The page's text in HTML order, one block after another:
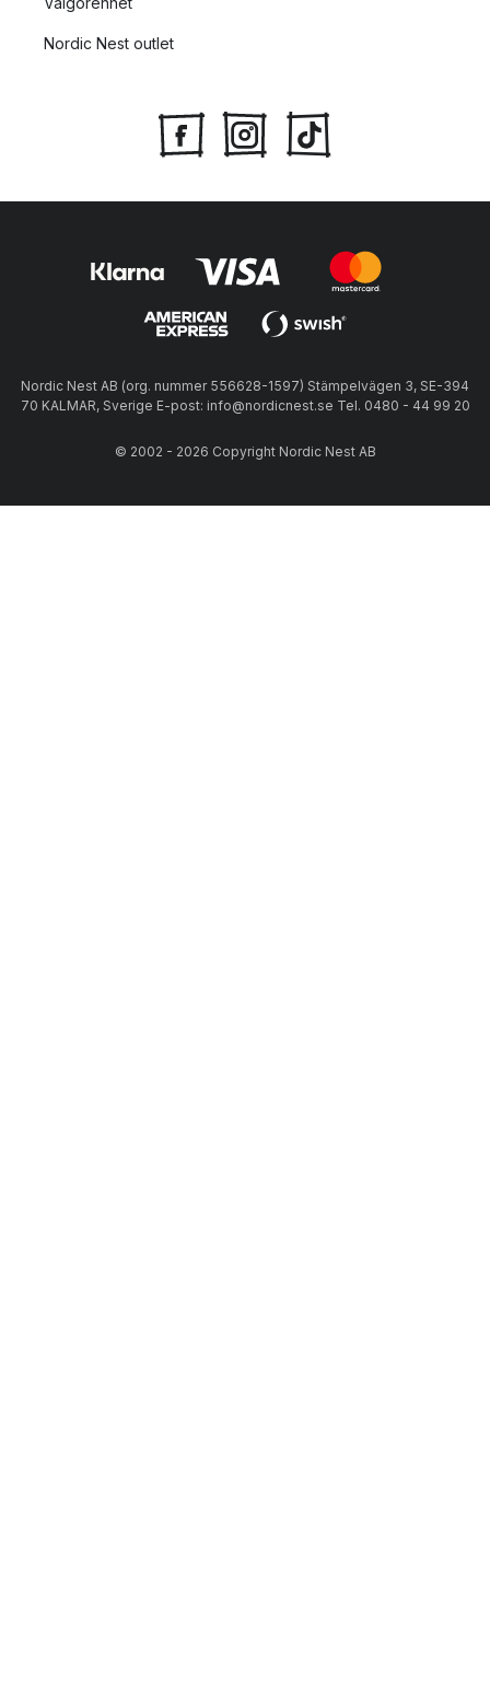
Nordic Nest outlet
Nordic Nest AB (org. nummer 556628-1597) Stämpelvägen 3, SE-394
70 KALMAR, Sverige E-post: info@nordicnest.se Tel. 0480 - 44 99 20
© 2002 - 2026 Copyright Nordic Nest AB